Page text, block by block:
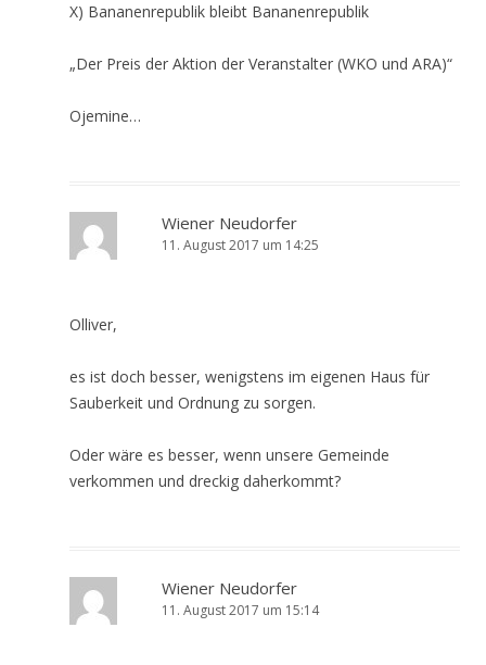
X) Bananenrepublik bleibt Bananenrepublik
„Der Preis der Aktion der Veranstalter (WKO und ARA)“
Ojemine…
Wiener Neudorfer
11. August 2017 um 14:25
Olliver,
es ist doch besser, wenigstens im eigenen Haus für
Sauberkeit und Ordnung zu sorgen.
Oder wäre es besser, wenn unsere Gemeinde
verkommen und dreckig daherkommt?
Wiener Neudorfer
11. August 2017 um 15:14